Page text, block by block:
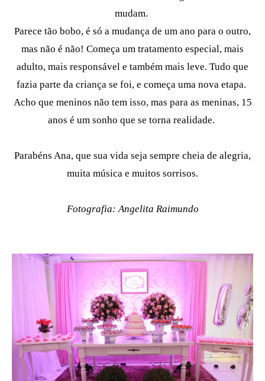
mudam.
Parece tão bobo, é só a mudança de um ano para o outro,
mas não é não! Começa um tratamento especial, mais
adulto, mais responsável e também mais leve. Tudo que
fazia parte da criança se foi, e começa uma nova etapa.
Acho que meninos não tem isso, mas para as meninas, 15
anos é um sonho que se torna realidade.
Parabéns Ana, que sua vida seja sempre cheia de alegria,
muita música e muitos sorrisos.
Fotografia: Angelita Raimundo